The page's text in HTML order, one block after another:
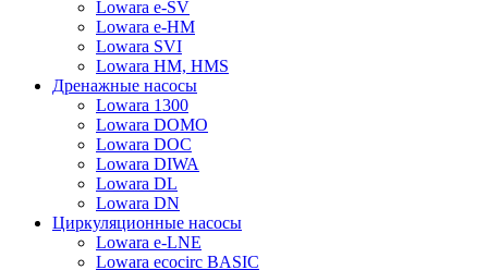
Lowara e-SV
Lowara e-HM
Lowara SVI
Lowara HM, HMS
Дренажные насосы
Lowara 1300
Lowara DOMO
Lowara DOC
Lowara DIWA
Lowara DL
Lowara DN
Циркуляционные насосы
Lowara e-LNE
Lowara ecocirc BASIC